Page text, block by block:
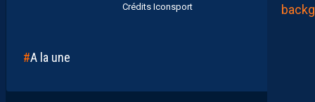
Crédits Iconsport
A la une